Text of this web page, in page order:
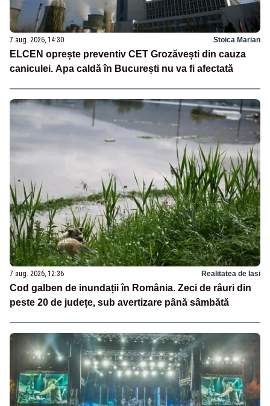
7 aug. 2026, 14:30 Stoica Marian
ELCEN oprește preventiv CET Grozăvești din cauza
caniculei. Apa caldă în București nu va fi afectată
7 aug. 2026, 12:36 Realitatea de Iasi
Cod galben de inundații în România. Zeci de râuri din
peste 20 de județe, sub avertizare până sâmbătă